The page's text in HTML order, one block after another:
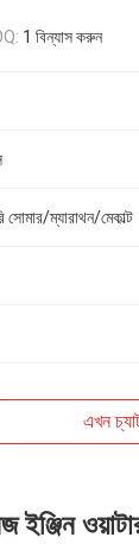
1 বিন্যাস করুন
সোমার/ম্যারাথন/মেকাল্ট
এখন
ইঞ্জিন